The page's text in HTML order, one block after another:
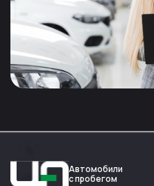
Автомобили
с пробегом